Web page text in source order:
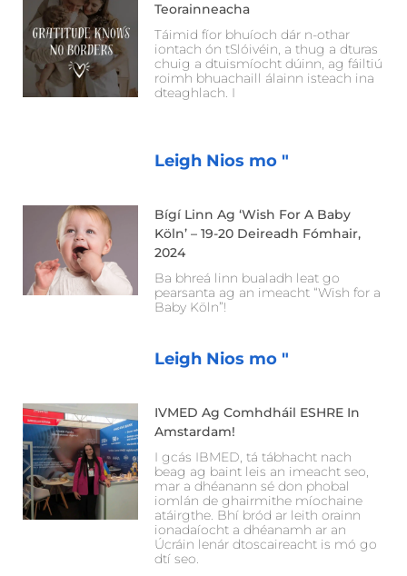
Teorainneacha
Táimid fíor bhuíoch dár n-othar
iontach ón tSlóivéin, a thug a dturas
chuig a dtuismíocht dúinn, ag fáiltiú
roimh bhuachaill álainn isteach ina
dteaghlach. I
Leigh Nios mo "
Bígí Linn Ag ‘Wish For A Baby
Köln’ – 19-20 Deireadh Fómhair,
2024
Ba bhreá linn bualadh leat go
pearsanta ag an imeacht “Wish for a
Baby Köln”!
Leigh Nios mo "
IVMED Ag Comhdháil ESHRE In
Amstardam!
I gcás IBMED, tá tábhacht nach
beag ag baint leis an imeacht seo,
mar a dhéanann sé don phobal
iomlán de ghairmithe míochaine
atáirgthe. Bhí bród ar leith orainn
ionadaíocht a dhéanamh ar an
Úcráin lenár dtoscaireacht is mó go
dtí seo.